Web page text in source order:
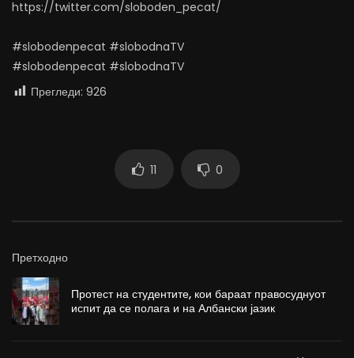
https://twitter.com/sloboden_pecat/
#slobodenpecat #slobodnaTV
#slobodenpecat #slobodnaTV
Прегледи: 926
11 0
Претходно
Протест на студентите, кои бараат правосуднуот
испит да се полага и на Албански јазик